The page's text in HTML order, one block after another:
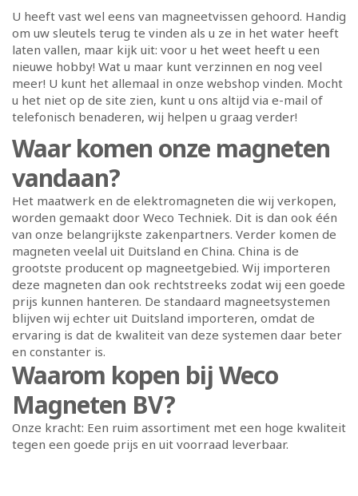
U heeft vast wel eens van magneetvissen gehoord. Handig
om uw sleutels terug te vinden als u ze in het water heeft
laten vallen, maar kijk uit: voor u het weet heeft u een
nieuwe hobby! Wat u maar kunt verzinnen en nog veel
meer! U kunt het allemaal in onze webshop vinden. Mocht
u het niet op de site zien, kunt u ons altijd via e-mail of
telefonisch benaderen, wij helpen u graag verder!
Waar komen onze magneten
vandaan?
Het maatwerk en de elektromagneten die wij verkopen,
worden gemaakt door Weco Techniek. Dit is dan ook één
van onze belangrijkste zakenpartners. Verder komen de
magneten veelal uit Duitsland en China. China is de
grootste producent op magneetgebied. Wij importeren
deze magneten dan ook rechtstreeks zodat wij een goede
prijs kunnen hanteren. De standaard magneetsystemen
blijven wij echter uit Duitsland importeren, omdat de
ervaring is dat de kwaliteit van deze systemen daar beter
en constanter is.
Waarom kopen bij Weco
Magneten BV?
Onze kracht: Een ruim assortiment met een hoge kwaliteit
tegen een goede prijs en uit voorraad leverbaar.